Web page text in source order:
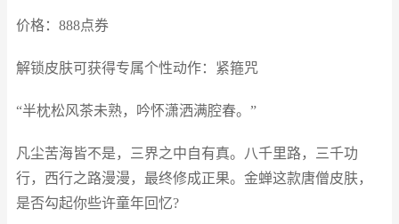
价格：888点券
解锁皮肤可获得专属个性动作：紧箍咒
“半枕松风茶未熟，吟怀潇洒满腔春。”
凡尘苦海皆不是，三界之中自有真。八千里路，三千功
行，西行之路漫漫，最终修成正果。金蝉这款唐僧皮肤，
是否勾起你些许童年回忆?